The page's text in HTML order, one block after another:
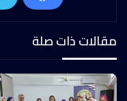
مقالات ذات صلة